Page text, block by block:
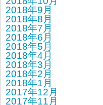
2018年9月
2018年8月
2018年7月
2018年6月
2018年5月
2018年4月
2018年3月
2018年2月
2018年1月
2017年12月
2017年11月